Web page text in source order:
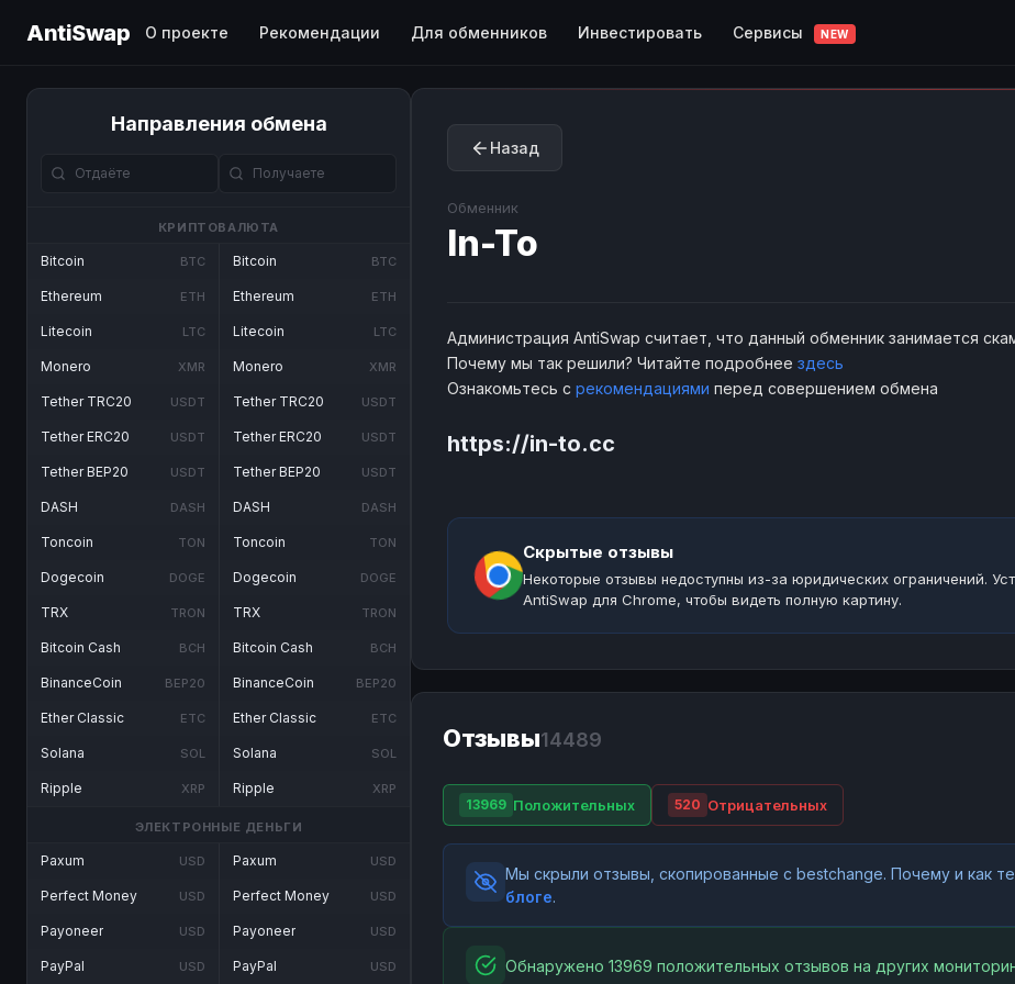
AntiSwap О проекте Рекомендации Для обменников Инвестировать Сервисы NEW
Направления обмена
КРИПТОВАЛЮТА
Bitcoin BTC
Ethereum ETH
Litecoin LTC
Monero XMR
Tether TRC20 USDT
Tether ERC20 USDT
Tether BEP20 USDT
DASH DASH
Toncoin TON
Dogecoin DOGE
TRX TRON
Bitcoin Cash BCH
BinanceCoin BEP20
Ether Classic ETC
Solana SOL
Ripple XRP
Bitcoin BTC
Ethereum ETH
Litecoin LTC
Monero XMR
Tether TRC20 USDT
Tether ERC20 USDT
Tether BEP20 USDT
DASH DASH
Toncoin TON
Dogecoin DOGE
TRX TRON
Bitcoin Cash BCH
BinanceCoin BEP20
Ether Classic ETC
Solana SOL
Ripple XRP
ЭЛЕКТРОННЫЕ ДЕНЬГИ
Paxum USD
Perfect Money USD
Payoneer USD
PayPal USD
Paxum USD
Perfect Money USD
Payoneer USD
PayPal USD
Назад
Обменник
In-To
Администрация AntiSwap считает, что данный обменник занимается
Почему мы так решили? Читайте подробнее здесь
Ознакомьтесь с рекомендациями перед совершением обмена
https://in-to.cc
Скрытые отзывы
Некоторые отзывы недоступны из-за юридических ограничений.
AntiSwap для Chrome, чтобы видеть полную картину.
Отзывы14489
13969 Положительных 520 Отрицательных
Мы скрыли отзывы, скопированные с bestchange. Почему и как
блоге.
Обнаружено 13969 положительных отзывов на других